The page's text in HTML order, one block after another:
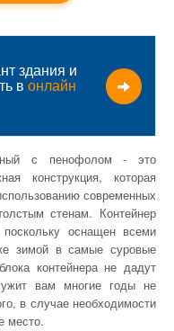
здания и
в онлайн
с пенофолом - это
конструкция, которая
современных
стенам. Контейнер
оснащен всеми
зимой в самые суровые
контейнера не дадут
вам многие годы не
в случае необходимости
место.